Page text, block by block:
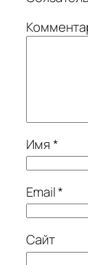
Имя*
Email*
Сайт